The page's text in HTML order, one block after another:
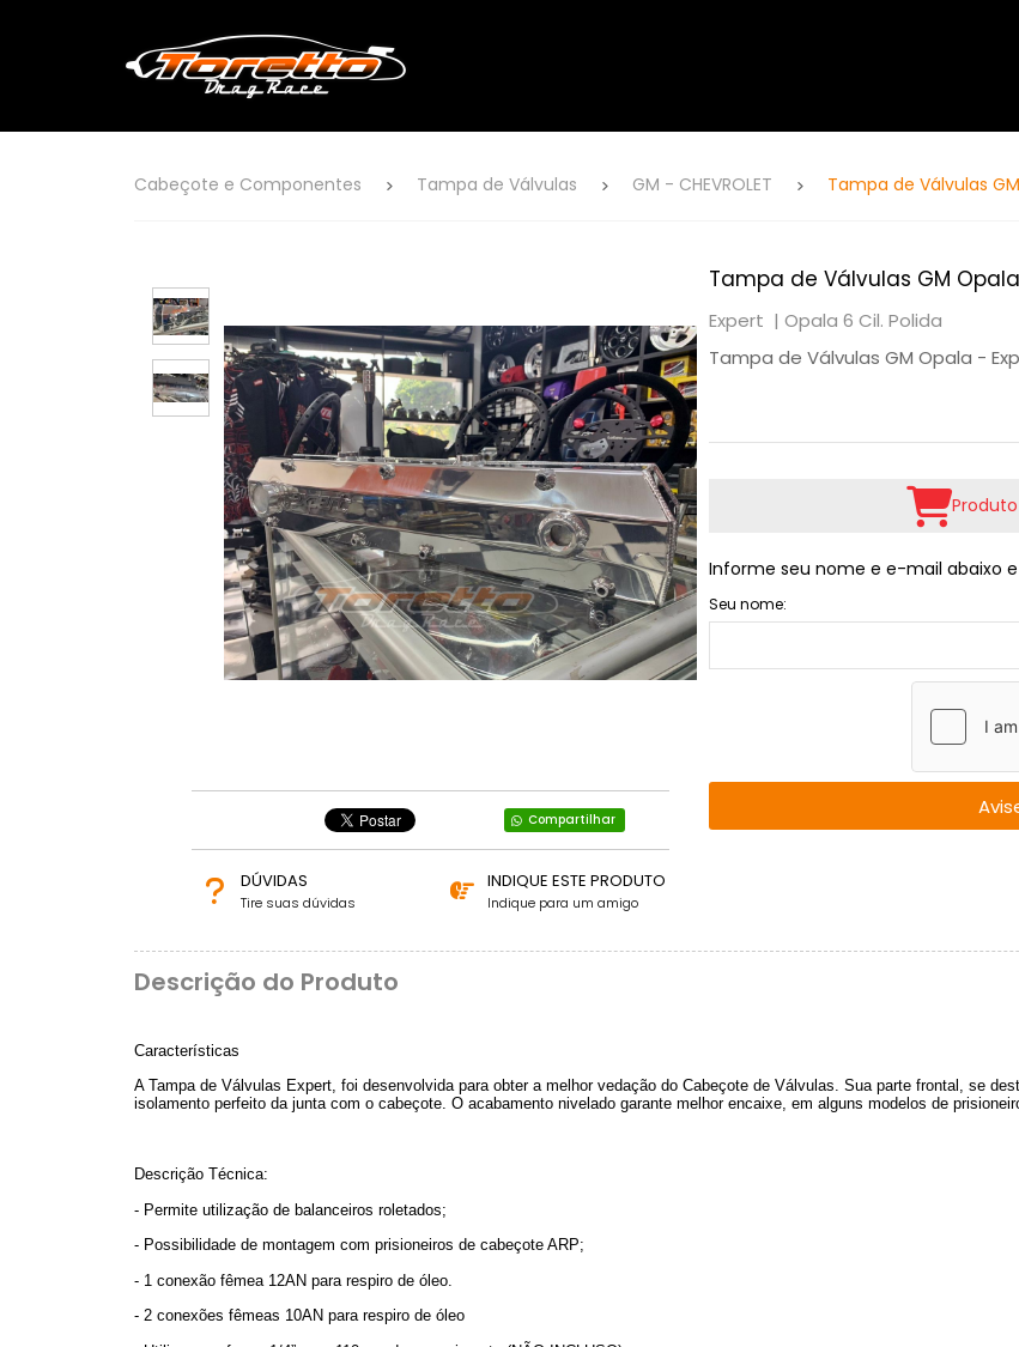
Cabeçote e Componentes Tampa de Válvulas GM - CHEVROLET Tampa de Válvulas
Compartilhar
DÚVIDAS
Tire suas dúvidas
INDIQUE ESTE PRODUTO
Indique para um amigo
Tampa de Válvulas GM
Expert | Opala 6 Cil. Polida
Tampa de Válvulas GM Opala -
Informe seu nome e e-mail abaixo
Seu nome:
Descrição do Produto
Características
A Tampa de Válvulas Expert, foi desenvolvida para obter a melhor vedação do Cabeçote de Válvulas. Sua parte frontal, se
isolamento perfeito da junta com o cabeçote. O acabamento nivelado garante melhor encaixe, em alguns modelos de
Descrição Técnica:
- Permite utilização de balanceiros roletados;
- Possibilidade de montagem com prisioneiros de cabeçote ARP;
- 1 conexão fêmea 12AN para respiro de óleo.
- 2 conexões fêmeas 10AN para respiro de óleo